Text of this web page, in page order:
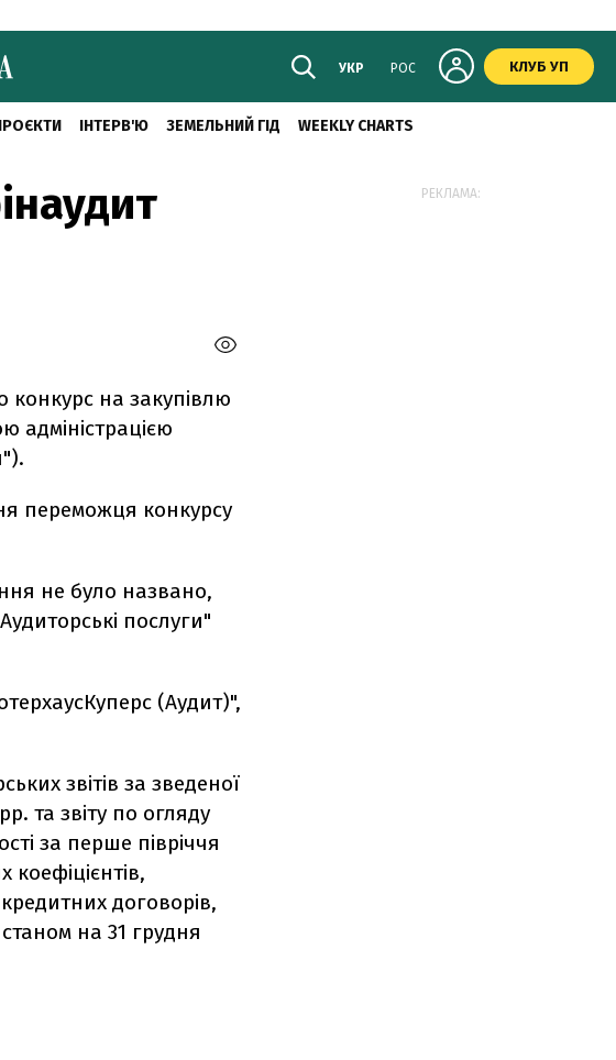
УКР РОС КЛУБ УП
ІНТЕРВ'Ю ЗЕМЕЛЬНИЙ ГІД WEEKLY CHARTS
конкурс на закупівлю
адміністрацією
переможця конкурсу
не було названо,
послуги"
(Аудит)",
звітів за зведеної
та звіту по огляду
за перше півріччя
договорів,
на 31 грудня
РЕКЛАМА: